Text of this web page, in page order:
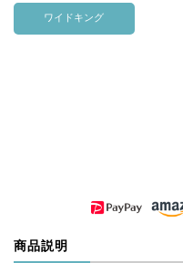
ワイドキング
商品説明